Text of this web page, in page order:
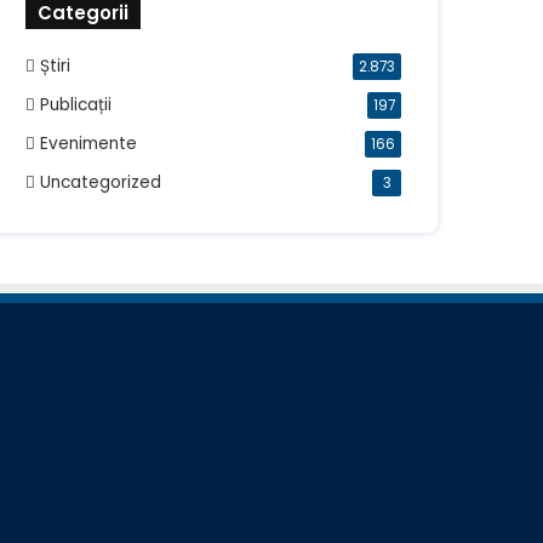
Categorii
Știri 2.873
Publicații 197
Evenimente 166
Uncategorized 3